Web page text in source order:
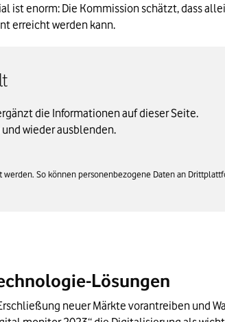
enorm: Die Kommission schätzt, dass
erreicht werden kann.
die Informationen auf dieser Seite.
wieder ausblenden.
werden. So können personenbezogene Daten an
Lösungen
neuer Märkte vorantreiben und